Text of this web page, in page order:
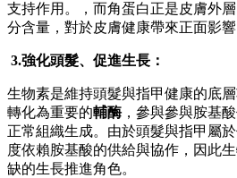
支持作用。，而角蛋白正是皮膚外
分含量，對於皮膚健康帶來正面影響
3.強化頭髮、促進生長：
生物素是維持頭髮與指甲健康的底
轉化為重要的輔酶，參與參與胺基
正常組織生成。由於頭髮與指甲屬
度依賴胺基酸的供給與協作，因此
缺的生長推進角色。